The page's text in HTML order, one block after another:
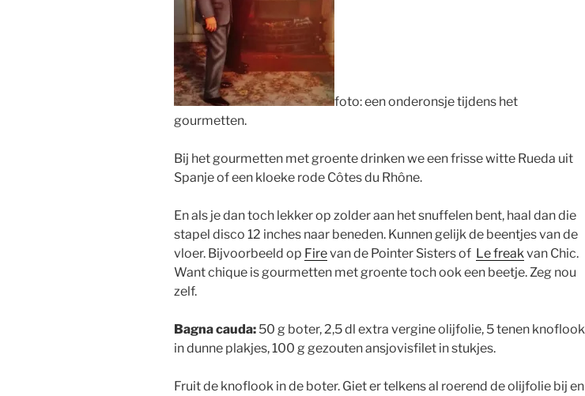
foto: een onderonsje tijdens het
gourmetten.
Bij het gourmetten met groente drinken we een frisse witte Rueda uit
Spanje of een kloeke rode Côtes du Rhône.
En als je dan toch lekker op zolder aan het snuffelen bent, haal dan die
stapel disco 12 inches naar beneden. Kunnen gelijk de beentjes van de
vloer. Bijvoorbeeld op Firevan de Pointer Sisters of Le freak van Chic.
Want chique is gourmetten met groente toch ook een beetje. Zeg nou
zelf.
Bagna cauda: 50 g boter, 2,5 dl extra vergine olijfolie, 5 tenen knoflook
in dunne plakjes, 100 g gezouten ansjovisfilet in stukjes.
Fruit de knoflook in de boter. Giet er telkens al roerend de olijfolie bij en